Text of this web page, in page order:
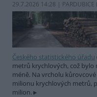
29.7.2026 14:28 | PARDUBICE (
Českého statistického úřadu
metrů krychlových, což bylo
méně. Na vrcholu
milionu krychlových metrů,
milion.